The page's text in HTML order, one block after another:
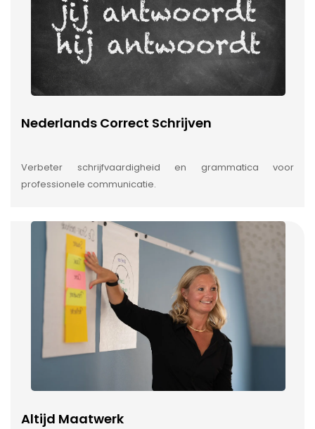
Nederlands Correct Schrijven
Verbeter schrijfvaardigheid en grammatica voor
professionele communicatie.
Altijd Maatwerk